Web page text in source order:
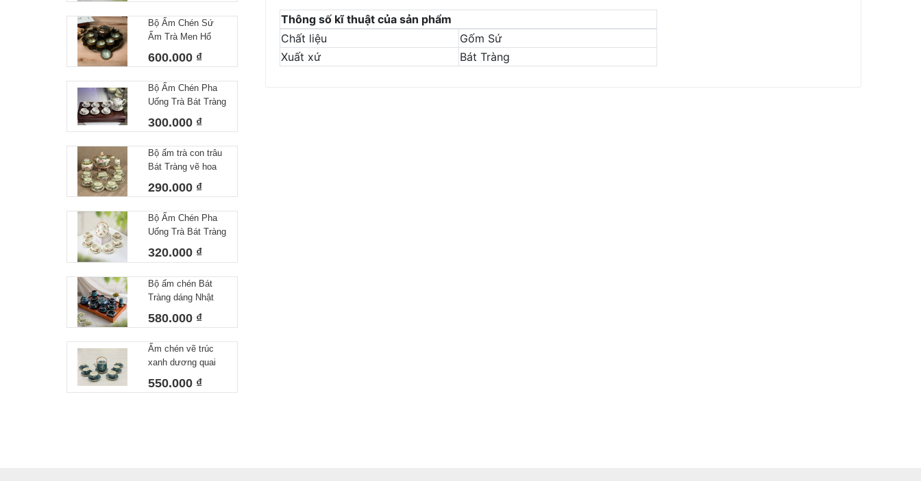
Bộ Ấm Chén Sứ
Ấm Trà Men Hổ
Bát Tràng Làm Quà
Khay Tròn
600.000 ₫
Bộ Ấm Chén Pha
Uống Trà Bát Tràng
Trúc Dáng Minh
Trắng
300.000 ₫
Bộ ấm trà con trâu
Bát Tràng vẽ hoa
350ml
290.000 ₫
Bộ Ấm Chén Pha
Uống Trà Bát Tràng
Họa Tiết Vẽ Tay
Chuồn Chuồn Men
Giỏ Cua Quai
Nhôm 340ml
320.000 ₫
Bộ ấm chén Bát
Tràng dáng Nhật
580.000 ₫
Ấm chén vẽ trúc
xanh dương quai
550.000 ₫
Thông số kĩ thuật của sản phẩm
Chất liệu
Gốm Sứ
Xuất xứ
Bát Tràng